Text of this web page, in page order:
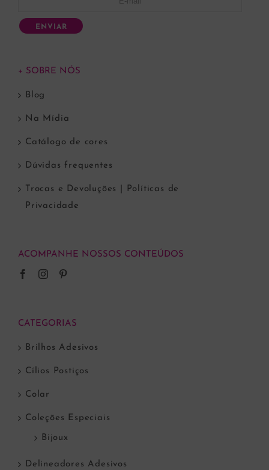
ENVIAR
+ SOBRE NÓS
Blog
Na Mídia
Catálogo de cores
Dúvidas frequentes
Trocas e Devoluções | Políticas de
Privacidade
ACOMPANHE NOSSOS CONTEÚDOS
CATEGORIAS
Brilhos Adesivos
Cílios Postiços
Colar
Coleções Especiais
Bijoux
Delineadores Adesivos